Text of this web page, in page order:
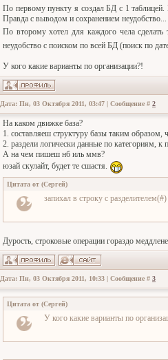
По первому пункту я создал БД с 1 таблицей.
Правда с выводом и сохранением неудобство...
По второму хотел для каждого чела
неудобство с поиском по всей БД (поиск по
У кого какие варианты по организации?!
Дата: Пн, 03 Октября 2011, 03:47 | Сообщение # 2
На каком движке база?
1. составляеш структуру базы таким образом,
2. раздели логически данные по категориям,
А на чем пишеш нб иль ммв?
юзай скулайт, будет те сшастя.
Цитата от (Сергей)
запихал в строку с разделителем(#)
Дурость, строковые операции гораздо
Дата: Пн, 03 Октября 2011, 10:33 | Сообщение # 3
Цитата от (Сергей)
У кого какие варианты по